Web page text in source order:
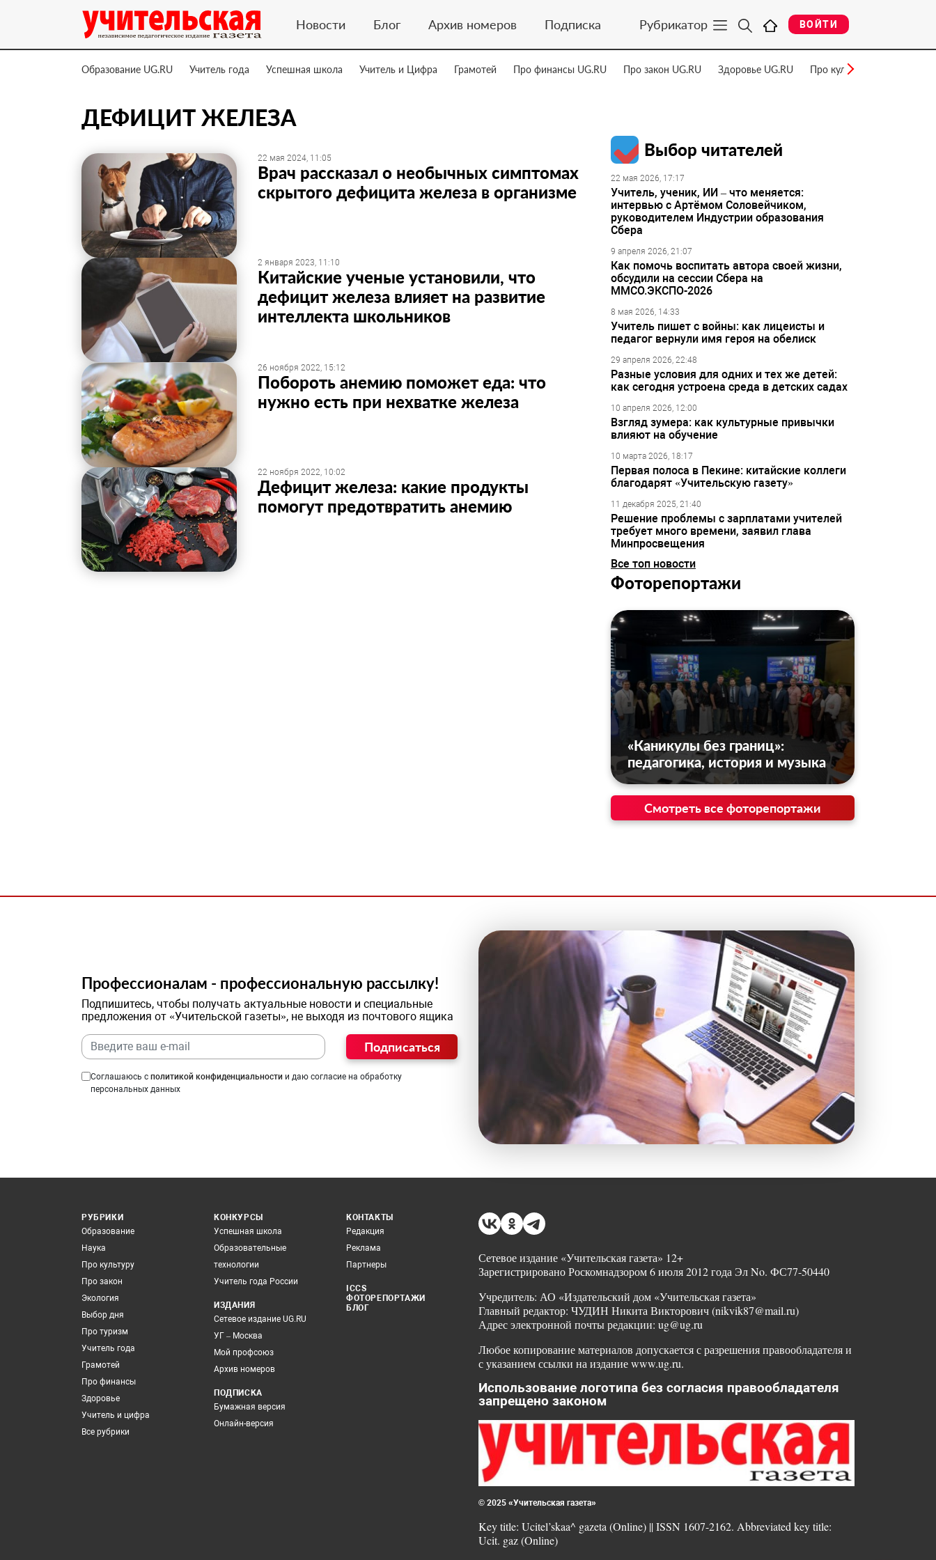
Новости Блог Архив номеров Подписка Рубрикатор ВОЙТИ
Образование UG.RU Учитель года Успешная школа Учитель и Цифра Грамотей Про финансы UG.RU Про закон UG.RU Здоровье UG.RU Про культуру UG.RU
ДЕФИЦИТ ЖЕЛЕЗА
22 мая 2024, 11:05
Врач рассказал о необычных симптомах
скрытого дефицита железа в организме
2 января 2023, 11:10
Китайские ученые установили, что
дефицит железа влияет на развитие
интеллекта школьников
26 ноября 2022, 15:12
Побороть анемию поможет еда: что
нужно есть при нехватке железа
22 ноября 2022, 10:02
Дефицит железа: какие продукты
помогут предотвратить анемию
Выбор читателей
22 мая 2026, 17:17
Учитель, ученик, ИИ – что меняется:
интервью с Артёмом Соловейчиком,
руководителем Индустрии образования
Сбера
9 апреля 2026, 21:07
Как помочь воспитать автора своей жизни,
обсудили на сессии Сбера на
ММСО.ЭКСПО-2026
8 мая 2026, 14:33
Учитель пишет с войны: как лицеисты и
педагог вернули имя героя на обелиск
29 апреля 2026, 22:48
Разные условия для одних и тех же детей:
как сегодня устроена среда в детских садах
10 апреля 2026, 12:00
Взгляд зумера: как культурные привычки
влияют на обучение
10 марта 2026, 18:17
Первая полоса в Пекине: китайские коллеги
благодарят «Учительскую газету»
11 декабря 2025, 21:40
Решение проблемы с зарплатами учителей
требует много времени, заявил глава
Минпросвещения
Все топ новости
Фоторепортажи
«Каникулы без границ»:
педагогика, история и музыка
Смотреть все фоторепортажи
Профессионалам - профессиональную рассылку!
Подпишитесь, чтобы получать актуальные новости и специальные
предложения от «Учительской газеты», не выходя из почтового ящика
Подписаться
Соглашаюсь с политикой конфиденциальности и даю согласие на обработку
персональных данных
РУБРИКИ
Образование
Наука
Про культуру
Про закон
Экология
Выбор дня
Про туризм
Учитель года
Грамотей
Про финансы
Здоровье
Учитель и цифра
Все рубрики
КОНКУРСЫ
Успешная школа
Образовательные
технологии
Учитель года России
ИЗДАНИЯ
Сетевое издание UG.RU
УГ – Москва
Мой профсоюз
Архив номеров
ПОДПИСКА
Бумажная версия
Онлайн-версия
КОНТАКТЫ
Редакция
Реклама
Партнеры
ICCS
ФОТОРЕПОРТАЖИ
БЛОГ
Сетевое издание «Учительская газета» 12+
Зарегистрировано Роскомнадзором 6 июля 2012 года Эл No. ФС77-50440
Учредитель: АО «Издательский дом «Учительская газета»
Главный редактор: ЧУДИН Никита Викторович (nikvik87@mail.ru)
Адрес электронной почты редакции: ug@ug.ru
Любое копирование материалов допускается с разрешения правообладателя и
с указанием ссылки на издание www.ug.ru.
Использование логотипа без согласия правообладателя
запрещено законом
© 2025 «Учительская газета»
Key title: Ucitel’skaa^ gazeta (Online) || ISSN 1607-2162. Abbreviated key title:
Ucit. gaz (Online)